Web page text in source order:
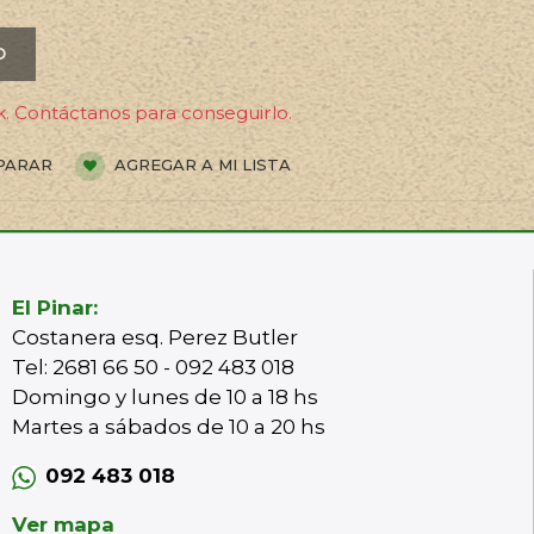
Contáctanos para conseguirlo.
AGREGAR A MI LISTA
El Pinar:
Costanera esq. Perez Butler
Tel: 2681 66 50 - 092 483 018
Domingo y lunes de 10 a 18 hs
Martes a sábados de 10 a 20 hs
092 483 018
Ver mapa